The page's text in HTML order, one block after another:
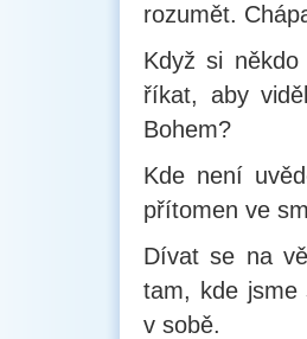
rozumět.
Když si
říkat, aby
Bohem?
Kde není
přítomen ve
Dívat se na
tam, kde jsme
v sobě.